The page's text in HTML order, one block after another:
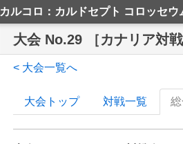
カルコロ：カルドセプト コロッセウ
大会 No.29 ［カナリア対
< 大会一覧へ
大会トップ 対戦一覧